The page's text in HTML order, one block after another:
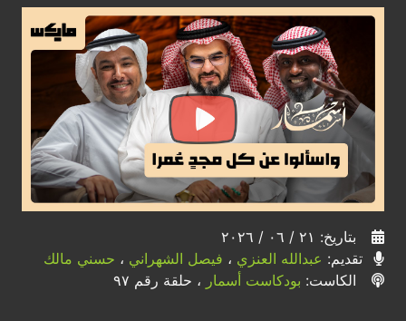
بتاريخ: ٢١ / ٠٦ / ٢٠٢٦
تقديم: عبدالله العنزي ، فيصل الشهراني ، حسني مالك
الكاست: بودكاست أسمار ، حلقة رقم ٩٧